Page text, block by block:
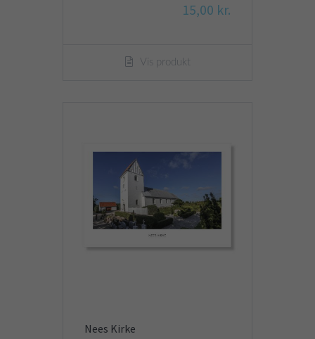
15,00 kr.
Vis produkt
Nees Kirke